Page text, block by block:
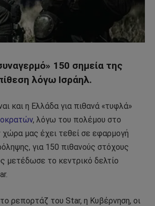
150 σημεία της
λόγω Ισράηλ.
και η Ελλάδα για πιθανά «τυφλά»
, λόγω του πολέμου στο
χώρα μας έχει τεθεί σε εφαρμογή
για 150 πιθανούς στόχους
μετέδωσε το κεντρικό δελτίο
ρεπορτάζ του Star, η Κυβέρνηση, οι